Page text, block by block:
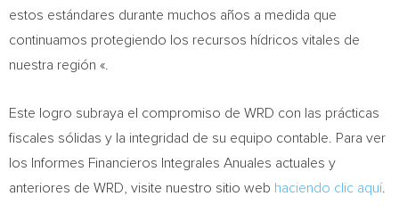
estos estándares durante muchos años a medida que
continuamos protegiendo los recursos hídricos vitales de
nuestra región «.
Este logro subraya el compromiso de WRD con las prácticas
fiscales sólidas y la integridad de su equipo contable. Para ver
los Informes Financieros Integrales Anuales actuales y
anteriores de WRD, visite nuestro sitio web haciendo clic aquí